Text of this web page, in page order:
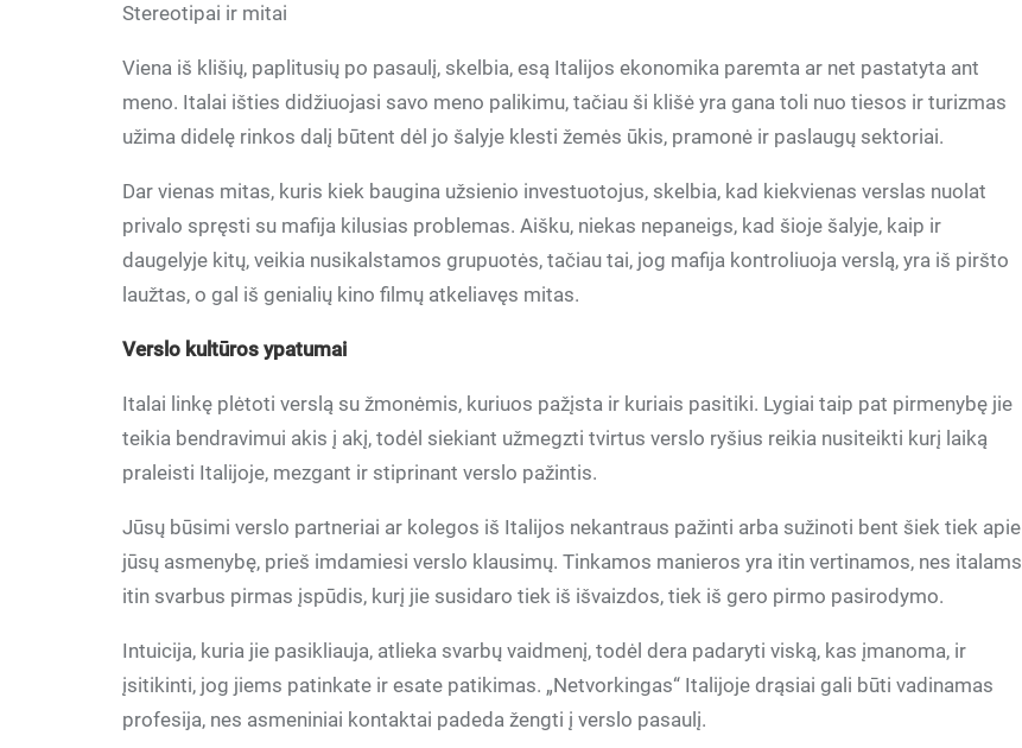
Stereotipai ir mitai
Viena iš klišių, paplitusių po pasaulį, skelbia, esą Italijos ekonomika paremta ar net pastatyta ant
meno. Italai išties didžiuojasi savo meno palikimu, tačiau ši klišė yra gana toli nuo tiesos ir turizmas
užima didelę rinkos dalį būtent dėl jo šalyje klesti žemės ūkis, pramonė ir paslaugų sektoriai.
Dar vienas mitas, kuris kiek baugina užsienio investuotojus, skelbia, kad kiekvienas verslas nuolat
privalo spręsti su mafija kilusias problemas. Aišku, niekas nepaneigs, kad šioje šalyje, kaip ir
daugelyje kitų, veikia nusikalstamos grupuotės, tačiau tai, jog mafija kontroliuoja verslą, yra iš piršto
laužtas, o gal iš genialių kino filmų atkeliavęs mitas.
Verslo kultūros ypatumai
Italai linkę plėtoti verslą su žmonėmis, kuriuos pažįsta ir kuriais pasitiki. Lygiai taip pat pirmenybę jie
teikia bendravimui akis į akį, todėl siekiant užmegzti tvirtus verslo ryšius reikia nusiteikti kurį laiką
praleisti Italijoje, mezgant ir stiprinant verslo pažintis.
Jūsų būsimi verslo partneriai ar kolegos iš Italijos nekantraus pažinti arba sužinoti bent šiek tiek apie
jūsų asmenybę, prieš imdamiesi verslo klausimų. Tinkamos manieros yra itin vertinamos, nes italams
itin svarbus pirmas įspūdis, kurį jie susidaro tiek iš išvaizdos, tiek iš gero pirmo pasirodymo.
Intuicija, kuria jie pasikliauja, atlieka svarbų vaidmenį, todėl dera padaryti viską, kas įmanoma, ir
įsitikinti, jog jiems patinkate ir esate patikimas. „Netvorkingas“ Italijoje drąsiai gali būti vadinamas
profesija, nes asmeniniai kontaktai padeda žengti į verslo pasaulį.